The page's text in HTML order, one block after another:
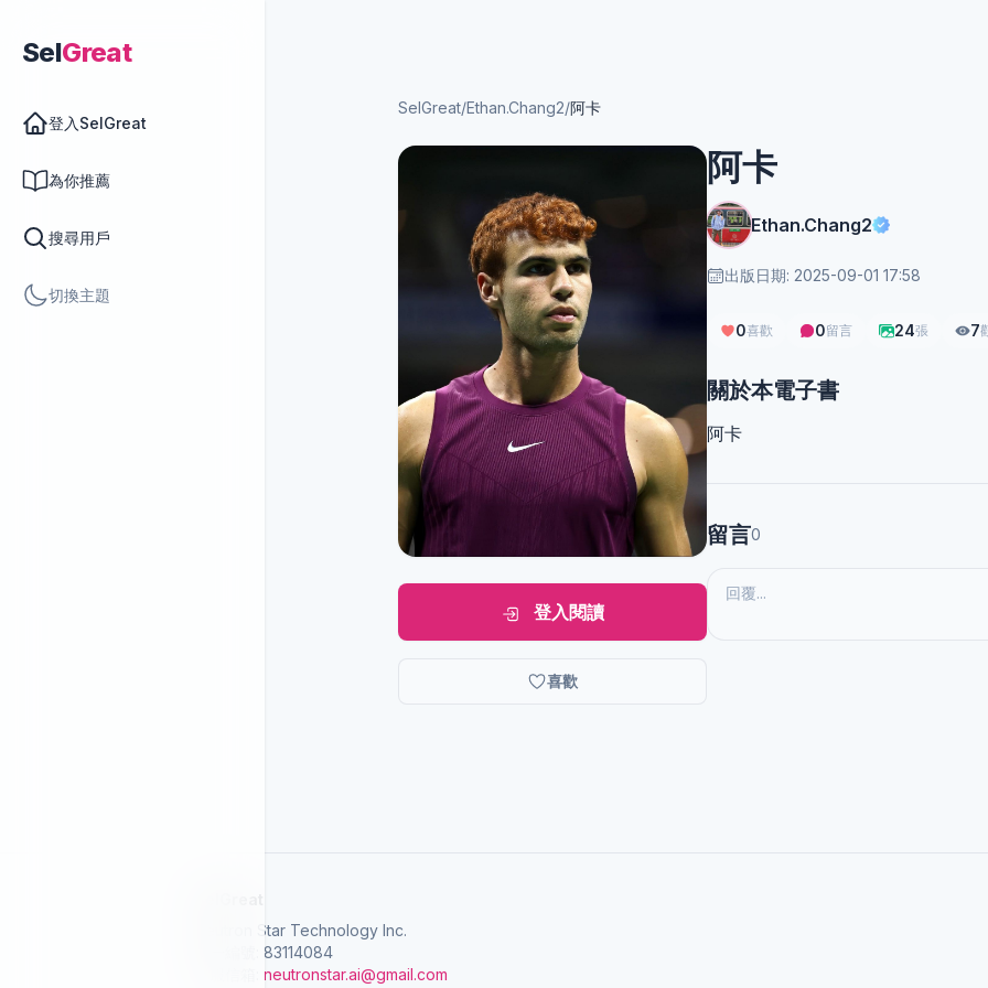
SelGreat
登入SelGreat
為你推薦
搜尋用戶
切換主題
SelGreat/Ethan.Chang2/阿卡
登入閱讀
喜歡
阿卡
Ethan.Chang2
出版日期: 2025-09-01 17:58
0喜歡 0留言 24張 7
關於本電子書
阿卡
留言0
Neutron Star Technology Inc.
統一編號: 83114084
neutronstar.ai@gmail.com